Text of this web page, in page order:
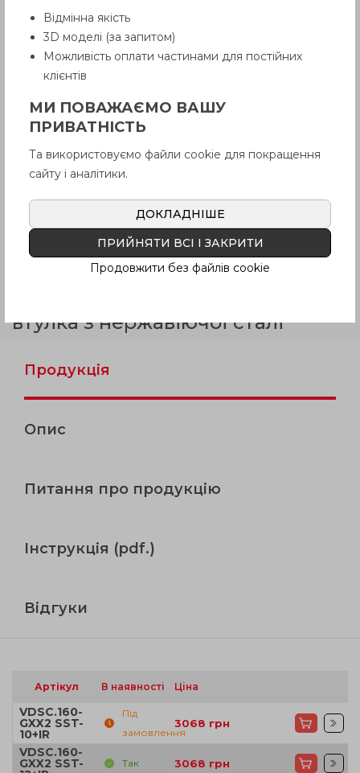
Товар з приміткою «Є в наявності»
відвантажується Покупцеві терміном
товару, якого немає на складі,
рекомендуємо уточнити у Продавця.
Продавець залишає за собою право
відпускати товар у базовій кольоровій
гамі, якщо інше не обговорено
Покупцем.
втулка з нержавіючої сталі
Продукція
Опис
Питання про продукцію
Інструкція (pdf.)
Відгуки
Артікул В наявності Ціна
VDSC.160-
GXX2 SST-
10+IR
Під
замовлення
3068 грн
VDSC.160-
GXX2 SST- Так 3068 грн
Відмінна якість
3D моделі (за запитом)
Можливість оплати частинами для постійних
клієнтів
МИ ПОВАЖАЄМО ВАШУ
ПРИВАТНІСТЬ
Та використовуємо файли cookie для покращення
сайту і аналітики.
ДОКЛАДНІШЕ
ПРИЙНЯТИ ВСІ І ЗАКРИТИ
Продовжити без файлів cookie